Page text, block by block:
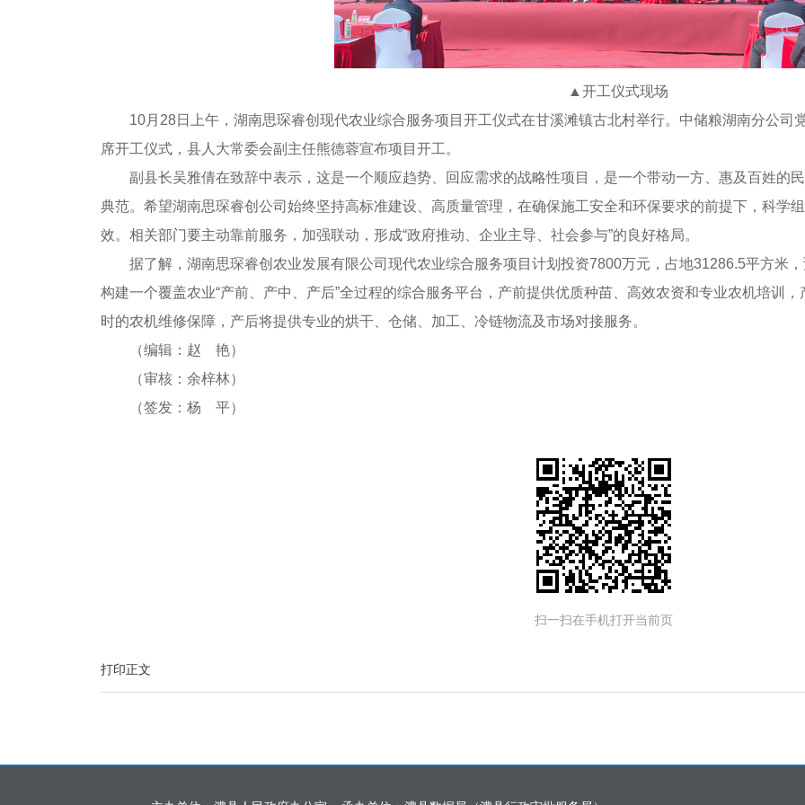
▲ 开工仪式现场
10月28日上午，湖南思琛睿创现代农业综合服务项目开工仪式在甘溪滩镇古北村举行。中储粮湖南分公司
席开工仪式，县人大常委会副主任熊德蓉宣布项目开工。
副县长吴雅倩在致辞中表示，这是一个顺应趋势、回应需求的战略性项目，是一个带动一方、惠及百姓的
典范。希望湖南思琛睿创公司始终坚持高标准建设、高质量管理，在确保施工安全和环保要求的前提下，科学
效。相关部门要主动靠前服务，加强联动，形成“政府推动、企业主导、社会参与”的良好格局。
据了解，湖南思琛睿创农业发展有限公司现代农业综合服务项目计划投资7800万元，占地31286.5平方米
构建一个覆盖农业“产前、产中、产后”全过程的综合服务平台，产前提供优质种苗、高效农资和专业农机培训
时的农机维修保障，产后将提供专业的烘干、仓储、加工、冷链物流及市场对接服务。
（编辑：赵 艳）
（审核：余梓林）
（签发：杨 平）
扫一扫在手机打开当前页
打印正文